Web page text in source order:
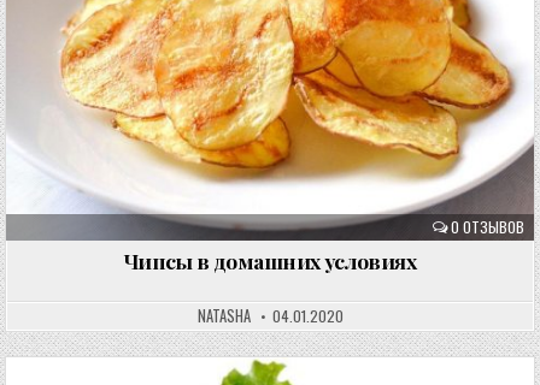
0 ОТЗЫВОВ
Чипсы в домашних условиях
NATASHA 04.01.2020